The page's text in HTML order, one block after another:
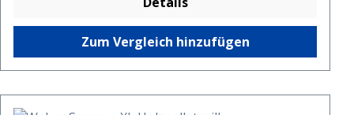
Zum Vergleich hinzufügen